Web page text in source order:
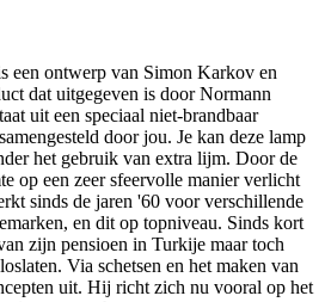
een ontwerp van Simon Karkov en
dat uitgegeven is door Normann
uit een speciaal niet-brandbaar
door jou. Je kan deze lamp
het gebruik van extra lijm. Door de
op een zeer sfeervolle manier verlicht
sinds de jaren '60 voor verschillende
en dit op topniveau. Sinds kort
zijn pensioen in Turkije maar toch
Via schetsen en het maken van
uit. Hij richt zich nu vooral op het